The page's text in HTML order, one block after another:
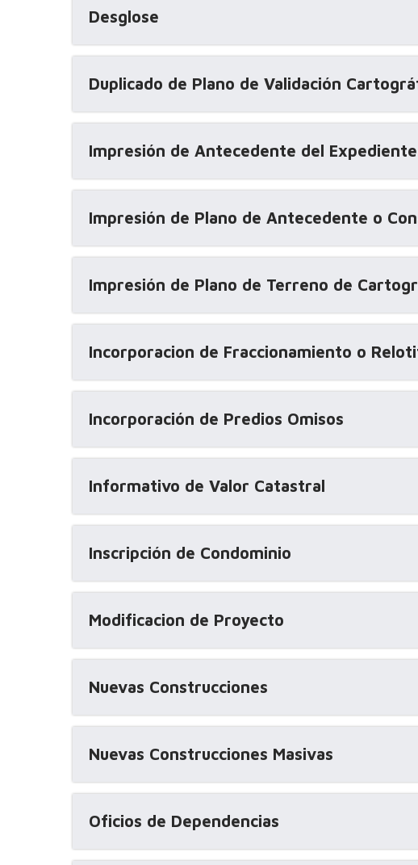
Desglose
Duplicado de Plano de Validación
Impresión de Antecedente del Expediente
Impresión de Plano de Antecedente o
Impresión de Plano de Terreno de
Incorporacion de Fraccionamiento o
Incorporación de Predios Omisos
Informativo de Valor Catastral
Inscripción de Condominio
Modificacion de Proyecto
Nuevas Construcciones
Nuevas Construcciones Masivas
Oficios de Dependencias